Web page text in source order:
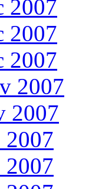
2007
2007
2007
2007
2007
2007
2007